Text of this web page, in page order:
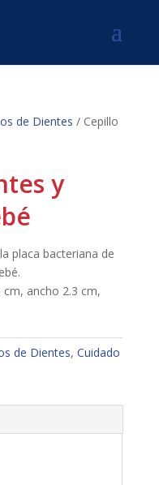
de Dientes / Cepillo
y
placa bacteriana de
ancho 2.3 cm,
de Dientes, Cuidado